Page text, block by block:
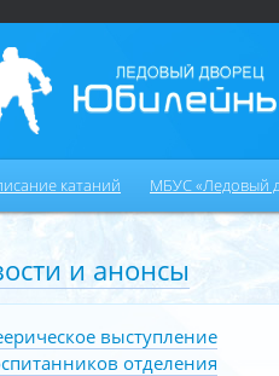
катаний МБУС «Ледовый
и анонсы
выступление
отделения